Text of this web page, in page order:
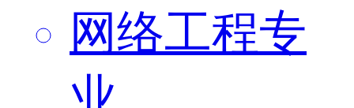
网络工程专
业